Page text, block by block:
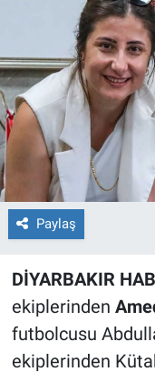
Paylaş
DİYARBAKIR
ekiplerinden
futbolcusu
ekiplerinden
POLİTİKA
SAĞLIK
SPOR
TEKNOLOJİ